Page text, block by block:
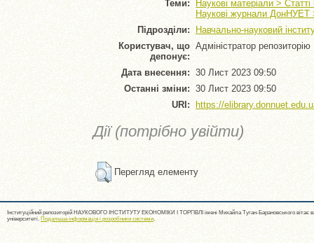
Теми:
Наукові матеріали >
Наукові журнали ДонНУЕТ
Підрозділи:
Навчально-науковий
Користувач, що
депонує:
Адміністратор репозиторію
Дата внесення: 30 Лист 2023 09:50
Останні зміни: 30 Лист 2023 09:50
URI:
https://
Дії (потрібно увійти)
Перегляд елементу
Інституційний репозиторій НАУКОВОГО ІНСТИТУТУ ЕКОНОМІКИ І ТОРГІВЛІ імені Михайла Туган-Барановського вітає
університеті. Подальша інформація і розробники системи